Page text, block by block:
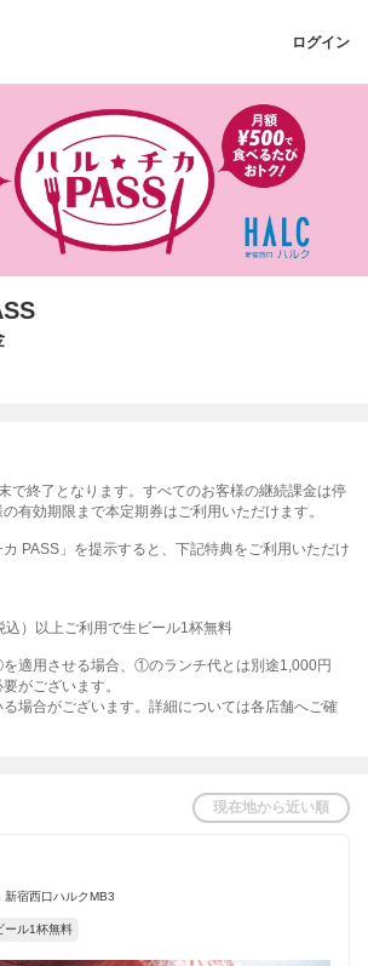
ログイン
で終了となります。すべてのお客様の継続課金は停
有効期限まで本定期券はご利用いただけます。
PASS」を提示すると、下記特典をご利用いただけ
）以上ご利用で生ビール1杯無料
適用させる場合、①のランチ代とは別途1,000円
がございます。
場合がございます。詳細については各店舗へご確
現在地から近い順
宿西口ハルクMB3
ール1杯無料